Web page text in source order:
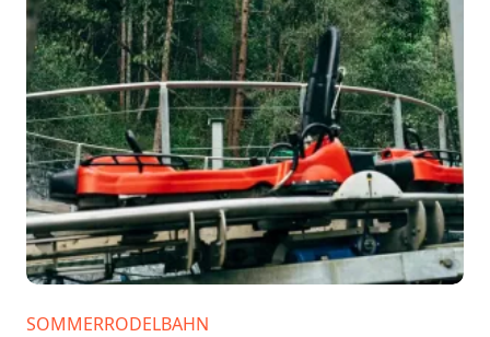
SOMMERRODELBAHN